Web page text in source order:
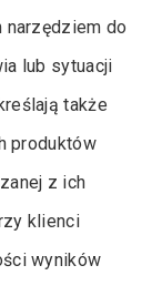
do
lub sytuacji
także
produktów
z ich
klienci
wyników